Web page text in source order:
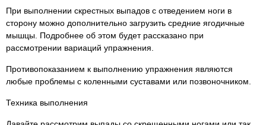
При выполнении скрестных выпадов с отведением ноги в
сторону можно дополнительно загрузить средние ягодичные
мышцы. Подробнее об этом будет рассказано при
рассмотрении вариаций упражнения.
Противопоказанием к выполнению упражнения являются
любые проблемы с коленными суставами или позвоночником.
Техника выполнения